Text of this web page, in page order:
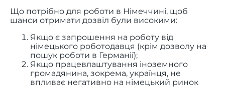
Що потрібно для роботи в Німеччині, щоб
шанси отримати дозвіл були високими:
Якщо є запрошення на роботу від
німецького роботодавця (крім дозволу на
пошук роботи в Германії);
Якщо працевлаштування іноземного
громадянина, зокрема, українця, не
впливає негативно на німецький ринок